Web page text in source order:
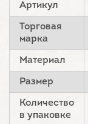
Артикул
Торговая
марка
Материал
Размер
Количество
в упаковке